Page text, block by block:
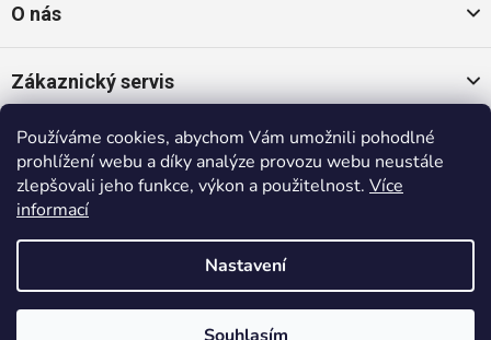
Používáme cookies, abychom Vám umožnili pohodlné
prohlížení webu a díky analýze provozu webu neustále
zlepšovali jeho funkce, výkon a použitelnost. Více
informací
Nastavení
O nás
Zákaznický servis
Oblíbené kategorie
Populární značky
Shoptet | mime digital
Copyright 2026Trendybaby.cz. Všechna práva vyhrazena.